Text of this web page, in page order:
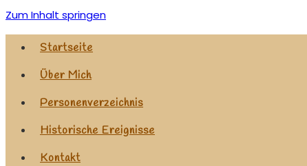
Zum Inhalt springen
Startseite
Über Mich
Personenverzeichnis
Historische Ereignisse
Kontakt